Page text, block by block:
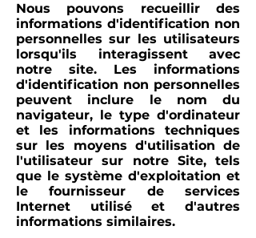
Nous pouvons recueillir des
informations d'identification non
personnelles sur les utilisateurs
lorsqu'ils interagissent avec
notre site. Les informations
d'identification non personnelles
peuvent inclure le nom du
navigateur, le type d'ordinateur
et les informations techniques
sur les moyens d'utilisation de
l'utilisateur sur notre Site, tels
que le système d'exploitation et
le fournisseur de services
Internet utilisé et d'autres
informations similaires.